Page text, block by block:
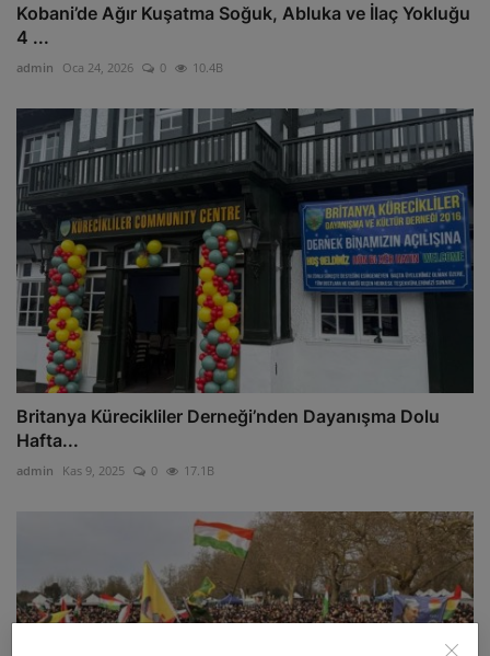
Kobani’de Ağır Kuşatma Soğuk, Abluka ve İlaç Yokluğu
4 ...
admin Oca 24, 2026 0 10.4B
Britanya Kürecikliler Derneği’nden Dayanışma Dolu
Hafta...
admin Kas 9, 2025 0 17.1B